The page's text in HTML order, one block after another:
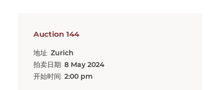
Auction 144
地址: Zurich
拍卖日期: 8 May 2024
开始时间: 2:00 pm